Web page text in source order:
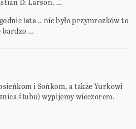
D. Larson. …
lata .. nie było przymrozków to
bardzo …
i Sońkom, a także Yurkowi
ślubu) wypijemy wieczorem.